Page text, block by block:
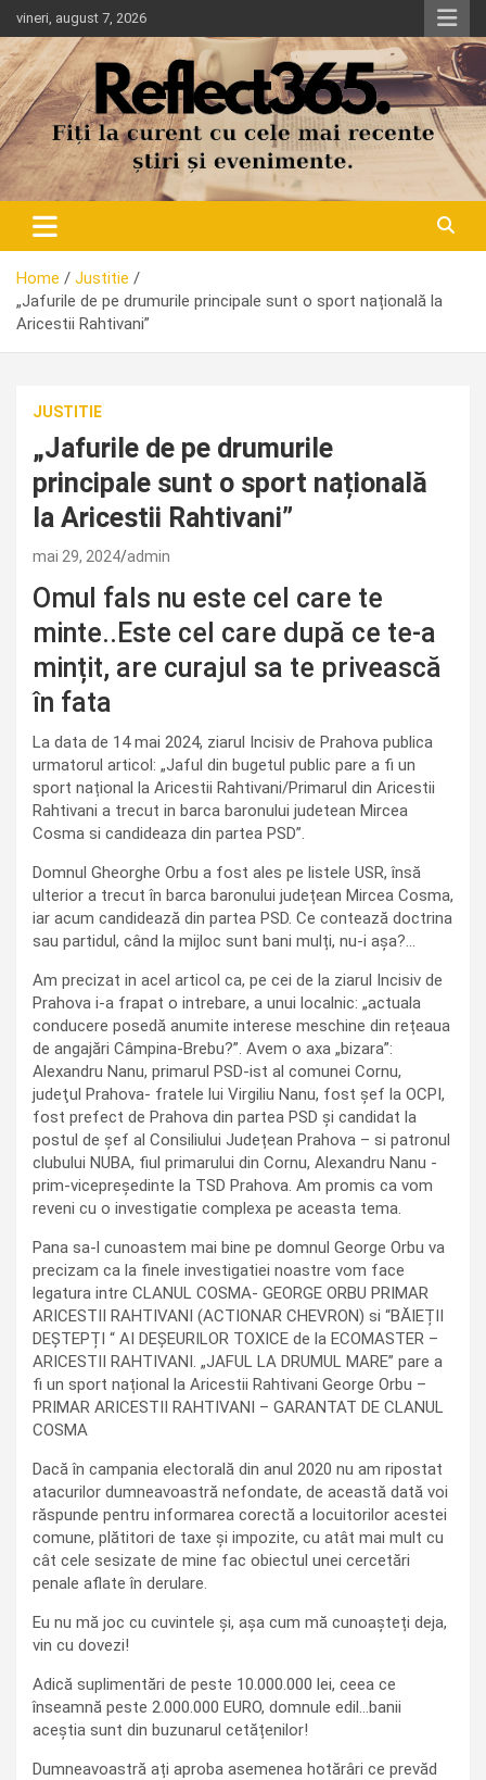
Skip
to
content
vineri, august 7, 2026
Home
Justitie
„Jafurile de pe drumurile principale sunt o sport națională la
Aricestii Rahtivani”
JUSTITIE
„Jafurile de pe drumurile
principale sunt o sport națională
la Aricestii Rahtivani”
mai 29, 2024 admin
Omul fals nu este cel care te
minte..Este cel care după ce te-a
mințit, are curajul sa te privească
în fata
La data de 14 mai 2024, ziarul Incisiv de Prahova publica
urmatorul articol: „Jaful din bugetul public pare a fi un
sport național la Aricestii Rahtivani/Primarul din Aricestii
Rahtivani a trecut in barca baronului judetean Mircea
Cosma si candideaza din partea PSD”.
Domnul Gheorghe Orbu a fost ales pe listele USR, însă
ulterior a trecut în barca baronului județean Mircea Cosma,
iar acum candidează din partea PSD. Ce contează doctrina
sau partidul, când la mijloc sunt bani mulți, nu-i așa?…
Am precizat in acel articol ca, pe cei de la ziarul Incisiv de
Prahova i-a frapat o intrebare, a unui localnic: „actuala
conducere posedă anumite interese meschine din rețeaua
de angajări Câmpina-Brebu?”. Avem o axa „bizara”:
Alexandru Nanu, primarul PSD-ist al comunei Cornu,
judeţul Prahova- fratele lui Virgiliu Nanu, fost șef la OCPI,
fost prefect de Prahova din partea PSD și candidat la
postul de șef al Consiliului Județean Prahova – si patronul
clubului NUBA, fiul primarului din Cornu, Alexandru Nanu -
prim-vicepreşedinte la TSD Prahova. Am promis ca vom
reveni cu o investigatie complexa pe aceasta tema.
Pana sa-l cunoastem mai bine pe domnul George Orbu va
precizam ca la finele investigatiei noastre vom face
legatura intre CLANUL COSMA- GEORGE ORBU PRIMAR
ARICESTII RAHTIVANI (ACTIONAR CHEVRON) si “BĂIEȚII
DEȘTEPȚI “ AI DEȘEURILOR TOXICE de la ECOMASTER –
ARICESTII RAHTIVANI. „JAFUL LA DRUMUL MARE” pare a
fi un sport național la Aricestii Rahtivani George Orbu –
PRIMAR ARICESTII RAHTIVANI – GARANTAT DE CLANUL
COSMA
Dacă în campania electorală din anul 2020 nu am ripostat
atacurilor dumneavoastră nefondate, de această dată voi
răspunde pentru informarea corectă a locuitorilor acestei
comune, plătitori de taxe și impozite, cu atât mai mult cu
cât cele sesizate de mine fac obiectul unei cercetări
penale aflate în derulare.
Eu nu mă joc cu cuvintele și, așa cum mă cunoașteți deja,
vin cu dovezi!
Adică suplimentări de peste 10.000.000 lei, ceea ce
înseamnă peste 2.000.000 EURO, domnule edil…banii
aceștia sunt din buzunarul cetățenilor!
Dumneavoastră ați aproba asemenea hotărâri ce prevăd